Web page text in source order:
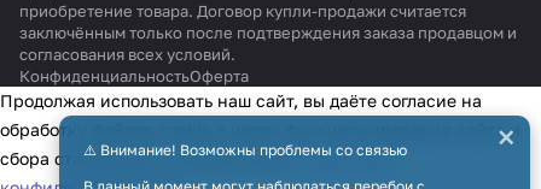
приобретение товара. Договор купли-продажи считается
заключённым только после подтверждения заказа продавцом и
согласования всех условий.
КонфиденциальностьОферта
⚠️ Внимание! Возможны проблемы со связью
×
Продолжая использовать наш сайт, вы даёте согласие на
обработку файлов cookie в целях функционирования сайта и
сбора статистики в соответствии сполитикой